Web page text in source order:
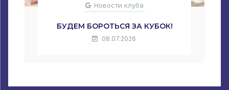
Новости клуба
БУДЕМ БОРОТЬСЯ ЗА КУБОК!
08.07.2026